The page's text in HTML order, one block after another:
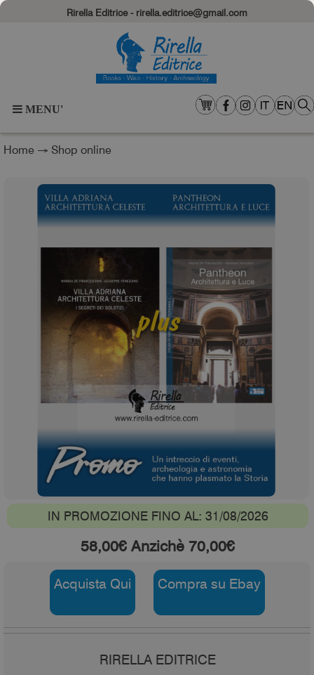
Rirella Editrice - rirella.editrice@gmail.com
MENU'
Home → Shop online
IN PROMOZIONE FINO AL: 31/08/2026
58,00€ Anzichè 70,00€
Acquista Qui Compra su Ebay
RIRELLA EDITRICE